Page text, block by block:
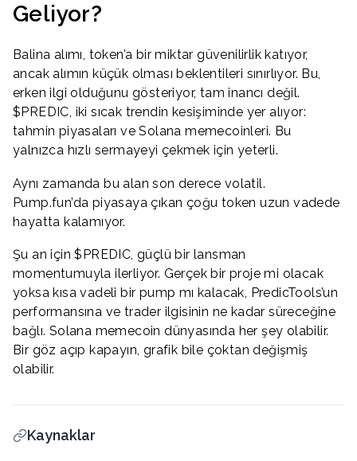
Geliyor?
Balina alımı, token’a bir miktar güvenilirlik katıyor,
ancak alımın küçük olması beklentileri sınırlıyor. Bu,
erken ilgi olduğunu gösteriyor, tam inancı değil.
$PREDIC, iki sıcak trendin kesişiminde yer alıyor:
tahmin piyasaları ve Solana memecoinleri. Bu
yalnızca hızlı sermayeyi çekmek için yeterli.
Aynı zamanda bu alan son derece volatil.
Pump.fun’da piyasaya çıkan çoğu token uzun vadede
hayatta kalamıyor.
Şu an için $PREDIC, güçlü bir lansman
momentumuyla ilerliyor. Gerçek bir proje mi olacak
yoksa kısa vadeli bir pump mı kalacak, PredicTools’un
performansına ve trader ilgisinin ne kadar süreceğine
bağlı. Solana memecoin dünyasında her şey olabilir.
Bir göz açıp kapayın, grafik bile çoktan değişmiş
olabilir.
Kaynaklar